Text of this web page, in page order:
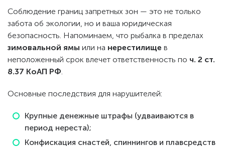
Соблюдение границ запретных зон — это не только
забота об экологии, но и ваша юридическая
безопасность. Напоминаем, что рыбалка в пределах
зимовальной ямы или на нерестилище в
неположенный срок влечет ответственность по ч. 2 ст.
8.37 КоАП РФ.
Основные последствия для нарушителей:
Крупные денежные штрафы (удваиваются в
период нереста);
Конфискация снастей, спиннингов и плавсредств